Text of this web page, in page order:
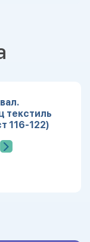
текстиль
116-122)